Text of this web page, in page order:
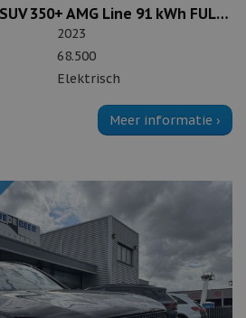
Mercedes-Benz EQE SUV 350+ AMG Line 91 kWh FULL OPTION
2023
68.500
Elektrisch
Meer informatie ›